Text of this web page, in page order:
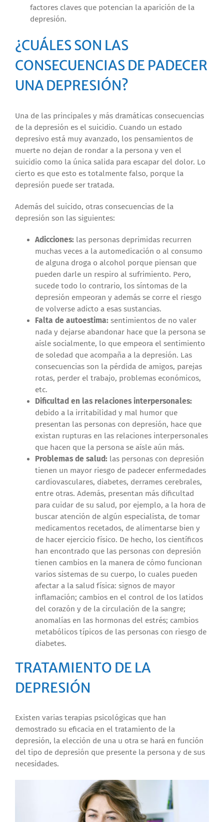
factores claves que potencian la aparición de la
depresión.
¿CUÁLES SON LAS
CONSECUENCIAS DE PADECER
UNA DEPRESIÓN?
Una de las principales y más dramáticas consecuencias
de la depresión es el suicidio. Cuando un estado
depresivo está muy avanzado, los pensamientos de
muerte no dejan de rondar a la persona y ven el
suicidio como la única salida para escapar del dolor. Lo
cierto es que esto es totalmente falso, porque la
depresión puede ser tratada.
Además del suicido, otras consecuencias de la
depresión son las siguientes:
Adicciones: las personas deprimidas recurren
muchas veces a la automedicación o al consumo
de alguna droga o alcohol porque piensan que
pueden darle un respiro al sufrimiento. Pero,
sucede todo lo contrario, los síntomas de la
depresión empeoran y además se corre el riesgo
de volverse adicto a esas sustancias.
Falta de autoestima: sentimientos de no valer
nada y dejarse abandonar hace que la persona se
aísle socialmente, lo que empeora el sentimiento
de soledad que acompaña a la depresión. Las
consecuencias son la pérdida de amigos, parejas
rotas, perder el trabajo, problemas económicos,
etc.
Dificultad en las relaciones interpersonales:
debido a la irritabilidad y mal humor que
presentan las personas con depresión, hace que
existan rupturas en las relaciones interpersonales
que hacen que la persona se aísle aún más.
Problemas de salud: las personas con depresión
tienen un mayor riesgo de padecer enfermedades
cardiovasculares, diabetes, derrames cerebrales,
entre otras. Además, presentan más dificultad
para cuidar de su salud, por ejemplo, a la hora de
buscar atención de algún especialista, de tomar
medicamentos recetados, de alimentarse bien y
de hacer ejercicio físico. De hecho, los científicos
han encontrado que las personas con depresión
tienen cambios en la manera de cómo funcionan
varios sistemas de su cuerpo, lo cuales pueden
afectar a la salud física: signos de mayor
inflamación; cambios en el control de los latidos
del corazón y de la circulación de la sangre;
anomalías en las hormonas del estrés; cambios
metabólicos típicos de las personas con riesgo de
diabetes.
TRATAMIENTO DE LA
DEPRESIÓN
Existen varias terapias psicológicas que han
demostrado su eficacia en el tratamiento de la
depresión, la elección de una u otra se hará en función
del tipo de depresión que presente la persona y de sus
necesidades.